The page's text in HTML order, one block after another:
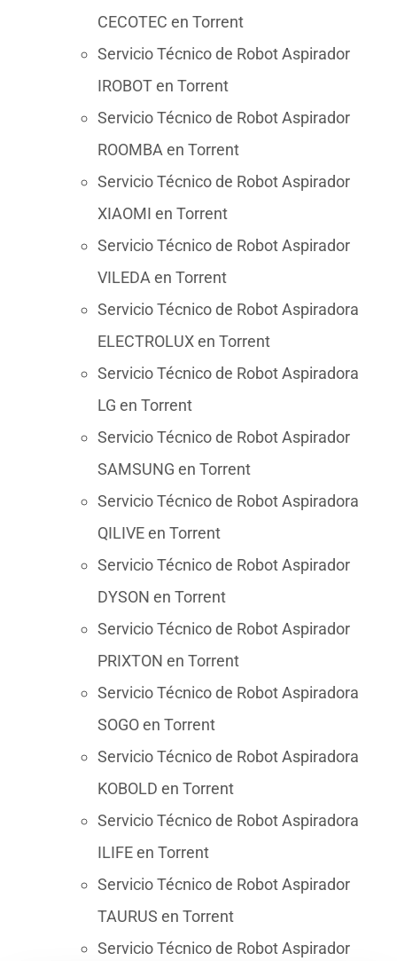
CECOTEC en Torrent
Servicio Técnico de Robot Aspirador
IROBOT en Torrent
Servicio Técnico de Robot Aspirador
ROOMBA en Torrent
Servicio Técnico de Robot Aspirador
XIAOMI en Torrent
Servicio Técnico de Robot Aspirador
VILEDA en Torrent
Servicio Técnico de Robot Aspiradora
ELECTROLUX en Torrent
Servicio Técnico de Robot Aspiradora
LG en Torrent
Servicio Técnico de Robot Aspirador
SAMSUNG en Torrent
Servicio Técnico de Robot Aspiradora
QILIVE en Torrent
Servicio Técnico de Robot Aspirador
DYSON en Torrent
Servicio Técnico de Robot Aspirador
PRIXTON en Torrent
Servicio Técnico de Robot Aspiradora
SOGO en Torrent
Servicio Técnico de Robot Aspiradora
KOBOLD en Torrent
Servicio Técnico de Robot Aspiradora
ILIFE en Torrent
Servicio Técnico de Robot Aspirador
TAURUS en Torrent
Servicio Técnico de Robot Aspirador